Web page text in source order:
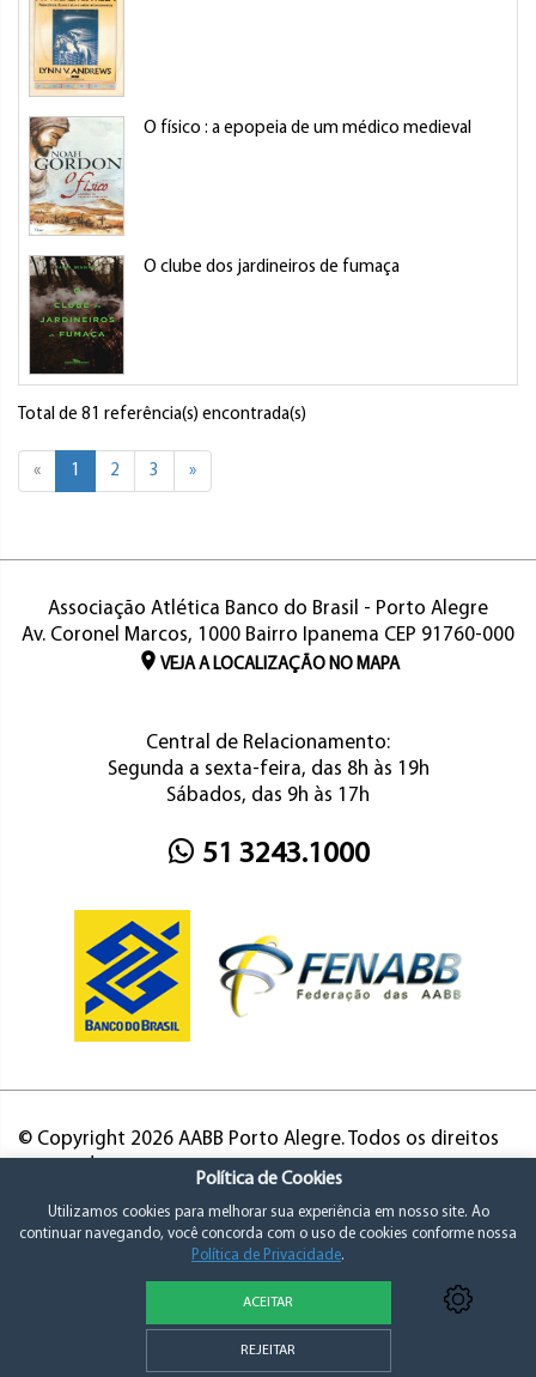
O físico : a epopeia de um médico medieval
O clube dos jardineiros de fumaça
Total de 81 referência(s) encontrada(s)
« 1 2 3 »
Associação Atlética Banco do Brasil - Porto Alegre
Av. Coronel Marcos, 1000 Bairro Ipanema CEP 91760-000
VEJA A LOCALIZAÇÃO NO MAPA
Central de Relacionamento:
Segunda a sexta-feira, das 8h às 19h
Sábados, das 9h às 17h
51 3243.1000
© Copyright 2026 AABB Porto Alegre. Todos os direitos
Política de Privacidade e Consentimento
Política de Cookies
Utilizamos cookies para melhorar sua experiência em nosso site. Ao
continuar navegando, você concorda com o uso de cookies conforme nossa
Política de Privacidade.
ACEITAR
REJEITAR